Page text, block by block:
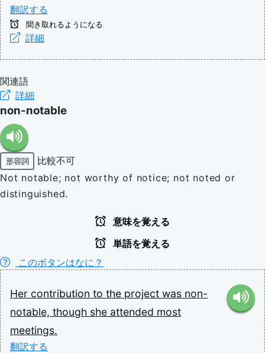
翻訳する
聞き取れるようになる
詳細
関連語
詳細
non-notable
形容詞
比較不可
Not notable; not worthy of notice; not noted or
distinguished.
意味を覚える
単語を覚える
このボタンはなに？
Her contribution to the project was non-
notable, though she attended most
meetings.
翻訳する